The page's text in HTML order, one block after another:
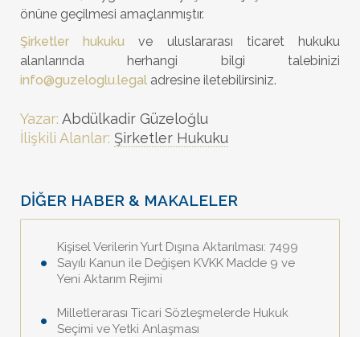
önüne geçilmesi amaçlanmıştır.
Şirketler hukuku ve uluslararası ticaret hukuku
alanlarında herhangi bilgi talebinizi
info@guzeloglu.legal adresine iletebilirsiniz.
Yazar: Abdülkadir Güzeloğlu
İlişkili Alanlar: Şirketler Hukuku
DİĞER HABER & MAKALELER
Kişisel Verilerin Yurt Dışına Aktarılması: 7499
Sayılı Kanun ile Değişen KVKK Madde 9 ve
Yeni Aktarım Rejimi
Milletlerarası Ticari Sözleşmelerde Hukuk
Seçimi ve Yetki Anlaşması